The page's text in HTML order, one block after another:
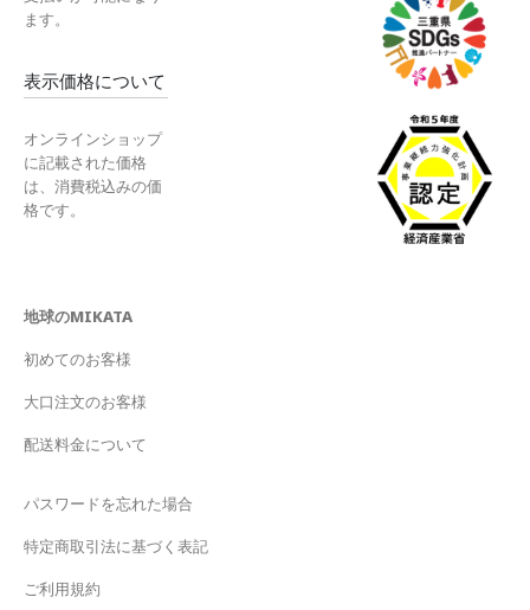
ます。
表示価格について
オンラインショップ
に記載された価格
は、消費税込みの価
格です。
地球のMIKATA
初めてのお客様
大口注文のお客様
配送料金について
パスワードを忘れた場合
特定商取引法に基づく表記
ご利用規約